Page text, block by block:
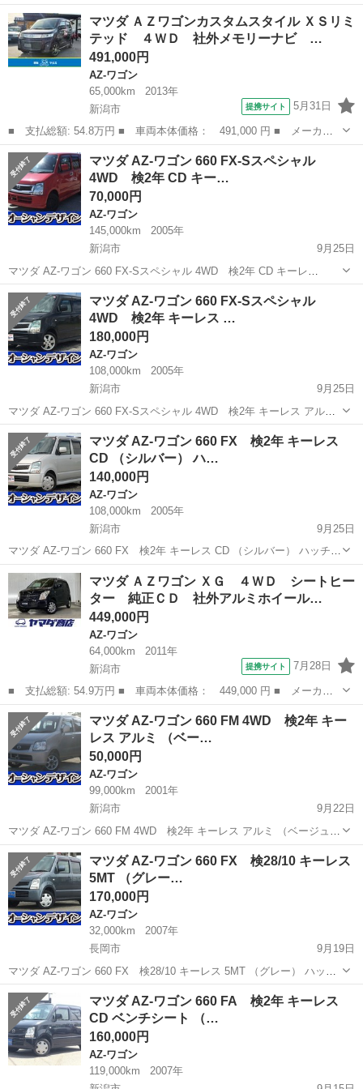
ック 軽自動車 本体価格 150,000円 支払総額 220,000円 年式(初度登
録年):2004(H16) 走行距離:9.6万km ...
新潟 三条市 AZ-ワゴン ワゴン
マツダ ＡＺワゴンカスタムスタイル ＸＳリミ
テッド ４ＷＤ 社外メモリーナビ …
491,000円
AZ-ワゴン
65,000km
2013年
新潟市
提携サイト 5月31日
■ 支払総額: 54.8万円 ■ 車両本体価格： 491,000 円 ■ メーカー
名： マツダ ■ 車種名： ＡＺワゴンカスタムスタイル ■ グレー
ド名： ＸＳリミテッド ４ＷＤ 社外メモリーナビ ＣＤ ＤＶ
Ｄ ＵＳＢ ワ...
新潟 新潟市 AZ-ワゴン
マツダ AZ-ワゴン 660 FX-Sスペシャル
4WD 検2年 CD キー…
70,000円
AZ-ワゴン
145,000km
2005年
新潟市
9月25日
マツダ AZ-ワゴン 660 FX-Sスペシャル 4WD 検2年 CD キーレ
ス （レッド） ハッチバック 軽自動車 本体価格 70,000円 支払総額
180,000円 年式(初度登録年):2005(H17) 走行距...
新潟 新潟市 AZ-ワゴン 法定
マツダ AZ-ワゴン 660 FX-Sスペシャル
4WD 検2年 キーレス …
180,000円
AZ-ワゴン
108,000km
2005年
新潟市
9月25日
マツダ AZ-ワゴン 660 FX-Sスペシャル 4WD 検2年 キーレス アル
ミ （ブラック） ハッチバック 軽自動車 本体価格 180,000円 支払総
額 300,000円 年式(初度登録年):2005(H17) ...
新潟 新潟市 AZ-ワゴン 法定
マツダ AZ-ワゴン 660 FX 検2年 キーレス
CD （シルバー） ハ…
140,000円
AZ-ワゴン
108,000km
2005年
新潟市
9月25日
マツダ AZ-ワゴン 660 FX 検2年 キーレス CD （シルバー） ハッチバ
ック 軽自動車 本体価格 140,000円 支払総額 260,000円 年式(初度登
録年):2005(H17) 走行距離:10.8万km...
新潟 新潟市 AZ-ワゴン 法定
マツダ ＡＺワゴン ＸＧ ４ＷＤ シートヒー
ター 純正ＣＤ 社外アルミホイール…
449,000円
AZ-ワゴン
64,000km
2011年
新潟市
提携サイト 7月28日
■ 支払総額: 54.9万円 ■ 車両本体価格： 449,000 円 ■ メーカー
名： マツダ ■ 車種名： ＡＺワゴン ■ グレード名： ＸＧ ４
ＷＤ シートヒーター 純正ＣＤ 社外アルミホイール ■ 排気
量： 660c...
新潟 新潟市 AZ-ワゴン
マツダ AZ-ワゴン 660 FM 4WD 検2年 キー
レス アルミ （ベー…
50,000円
AZ-ワゴン
99,000km
2001年
新潟市
9月22日
マツダ AZ-ワゴン 660 FM 4WD 検2年 キーレス アルミ （ベージュ）
ハッチバック 軽自動車 本体価格 50,000円 支払総額 150,000円 年式
(初度登録年):2001(H13) 走行距離:9.9...
新潟 新潟市 AZ-ワゴン ベージュ
マツダ AZ-ワゴン 660 FX 検28/10 キーレス
5MT （グレー…
170,000円
AZ-ワゴン
32,000km
2007年
長岡市
9月19日
マツダ AZ-ワゴン 660 FX 検28/10 キーレス 5MT （グレー） ハッチ
バック 軽自動車 本体価格 170,000円 支払総額 260,000円 年式(初度
登録年):2007(H19) 走行距離:3.2万...
新潟 AZ-ワゴン
マツダ AZ-ワゴン 660 FA 検2年 キーレス
CD ベンチシート （…
160,000円
AZ-ワゴン
119,000km
2007年